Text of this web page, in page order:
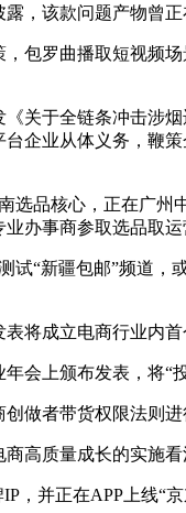
，该款问题产物曾正
罗曲播取短视频场
于全链条冲击涉烟
企业从体义务，鞭
核心，正在广州中
办事商参取选品取运
“新疆包邮”频道，
成立电商行业内首
上颁布发表，将“
者带货权限法则进
质量成长的实施看
并正在APP上线“